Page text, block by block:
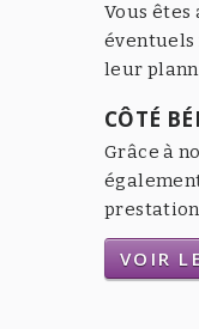
Vous
éventuels
leur
CÔTÉ
Grâce à
VOIR